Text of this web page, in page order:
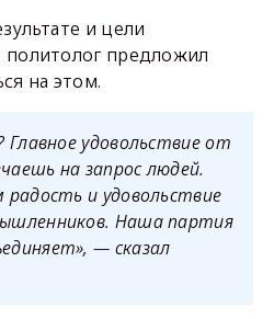
и цели
предложил
на этом.
Главное удовольствие от
на запрос людей.
и удовольствие
Наша партия
— сказал